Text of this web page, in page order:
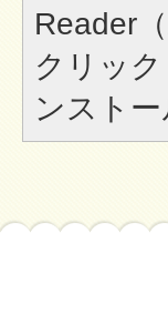
Reader
クリッ
ンストー